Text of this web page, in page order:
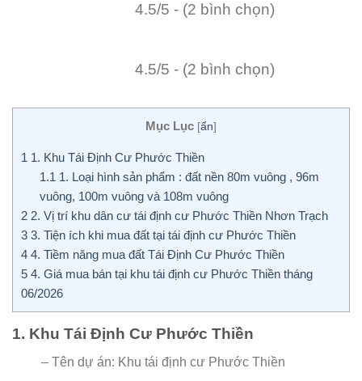
4.5/5 - (2 bình chọn)
4.5/5 - (2 bình chọn)
Mục Lục [ẩn]
1 1. Khu Tái Định Cư Phước Thiền
1.1 1. Loại hình sản phẩm : đất nền 80m vuông , 96m
vuông, 100m vuông và 108m vuông
2 2. Vị trí khu dân cư tái định cư Phước Thiền Nhơn Trạch
3 3. Tiện ích khi mua đất tại tái định cư Phước Thiền
4 4. Tiềm năng mua đất Tái Định Cư Phước Thiền
5 4. Giá mua bán tại khu tái định cư Phước Thiền tháng
06/2026
1. Khu Tái Định Cư Phước Thiền
– Tên dự án: Khu tái định cư Phước Thiền